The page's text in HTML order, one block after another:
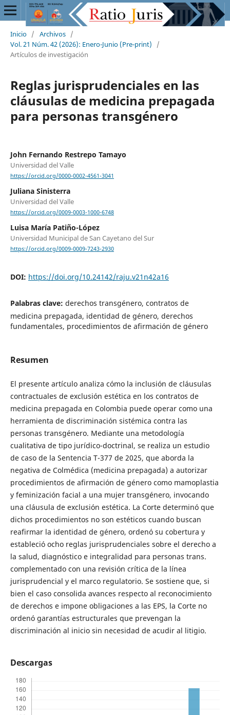
Inicio / Archivos /
Vol. 21 Núm. 42 (2026): Enero-Junio (Pre-print)
/
Artículos de investigación
Reglas jurisprudenciales en las
cláusulas de medicina prepagada
para personas transgénero
John Fernando Restrepo Tamayo
Universidad del Valle
https://orcid.org/0000-0002-4561-3041
Juliana Sinisterra
Universidad del Valle
https://orcid.org/0009-0003-1000-6748
Luisa María Patiño-López
Universidad Municipal de San Cayetano del Sur
https://orcid.org/0009-0009-7243-2930
DOI: https://doi.org/10.24142/raju.v21n42a16
Palabras clave: derechos transgénero, contratos de
medicina prepagada, identidad de género, derechos
fundamentales, procedimientos de afirmación de género
Resumen
El presente artículo analiza cómo la inclusión de cláusulas
contractuales de exclusión estética en los contratos de
medicina prepagada en Colombia puede operar como una
herramienta de discriminación sistémica contra las
personas transgénero. Mediante una metodología
cualitativa de tipo jurídico-doctrinal, se realiza un estudio
de caso de la Sentencia T-377 de 2025, que aborda la
negativa de Colmédica (medicina prepagada) a autorizar
procedimientos de afirmación de género como mamoplastia
y feminización facial a una mujer transgénero, invocando
una cláusula de exclusión estética. La Corte determinó que
dichos procedimientos no son estéticos cuando buscan
reafirmar la identidad de género, ordenó su cobertura y
estableció ocho reglas jurisprudenciales sobre el derecho a
la salud, diagnóstico e integralidad para personas trans.
complementado con una revisión crítica de la línea
jurisprudencial y el marco regulatorio. Se sostiene que, si
bien el caso consolida avances respecto al reconocimiento
de derechos e impone obligaciones a las EPS, la Corte no
ordenó garantías estructurales que prevengan la
discriminación al inicio sin necesidad de acudir al litigio.
Descargas